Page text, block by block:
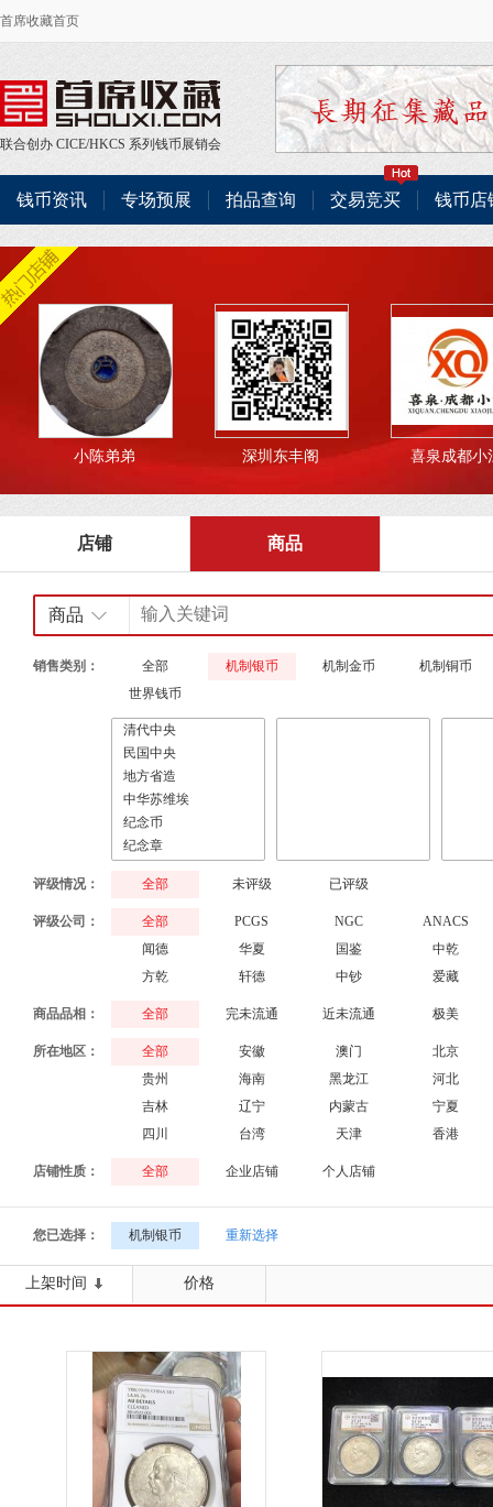
首席收藏首页
联合创办 CICE/HKCS 系列钱币展销会
钱币资讯 专场预展 拍品查询 交易竞买 钱币店
小陈弟弟 深圳东丰阁 喜泉成都小
店铺 商品
商品
销售类别： 全部 机制银币 机制金币
机制铜币
世界钱币
评级情况： 全部 未评级 已评级
评级公司： 全部 PCGS NGC
ANACS
闻德
华夏 国鉴
中乾
方乾
轩德 中钞 爱藏
商品品相： 全部 完未流通 近未流通 极美
所在地区： 全部 安徽 澳门
北京
贵州
海南 黑龙江
河北
吉林
辽宁 内蒙古
宁夏
四川
台湾 天津 香港
店铺性质： 全部 企业店铺 个人店铺
您已选择： 机制银币 重新选择
上架时间 价格